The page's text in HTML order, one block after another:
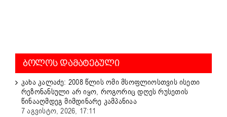
ᲑᲝᲚᲝᲡ ᲓᲐᲛᲐᲢᲔᲑᲣᲚᲘ
კახა კალაძე: 2008 წლის ომი მსოფლიოსთვის ისეთი
რეზონანსული არ იყო, როგორიც დღეს რუსეთის
წინააღმდეგ მიმდინარე კამპანიაა
7 აგვისტო, 2026, 17:11